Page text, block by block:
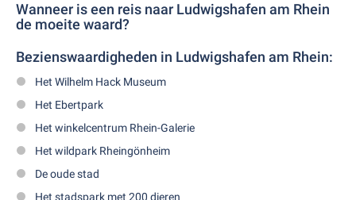
Wanneer is een reis naar Ludwigshafen am Rhein
de moeite waard?
Bezienswaardigheden in Ludwigshafen am Rhein:
Het Wilhelm Hack Museum
Het Ebertpark
Het winkelcentrum Rhein-Galerie
Het wildpark Rheingönheim
De oude stad
Het stadspark met 200 dieren